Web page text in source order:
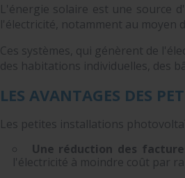
L'énergie solaire est une source
l'électricité, notamment au moyen
Ces systèmes, qui génèrent de
des habitations individuelles, des
LES AVANTAGES DES
Les petites installations
Une réduction des
l'électricité à moindre coût par